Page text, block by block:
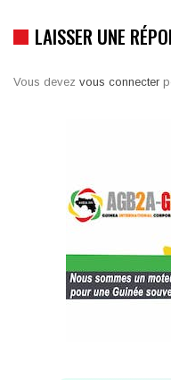
LAISSER UNE
Vous devez vous connecter